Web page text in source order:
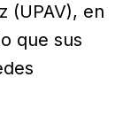
(UPAV), en
que sus